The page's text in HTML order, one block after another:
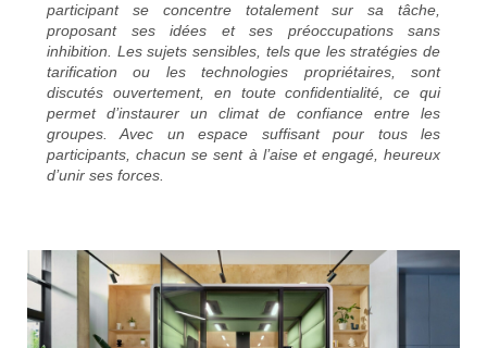
participant se concentre totalement sur sa tâche,
proposant ses idées et ses préoccupations sans
inhibition. Les sujets sensibles, tels que les stratégies de
tarification ou les technologies propriétaires, sont
discutés ouvertement, en toute confidentialité, ce qui
permet d’instaurer un climat de confiance entre les
groupes. Avec un espace suffisant pour tous les
participants, chacun se sent à l’aise et engagé, heureux
d’unir ses forces.